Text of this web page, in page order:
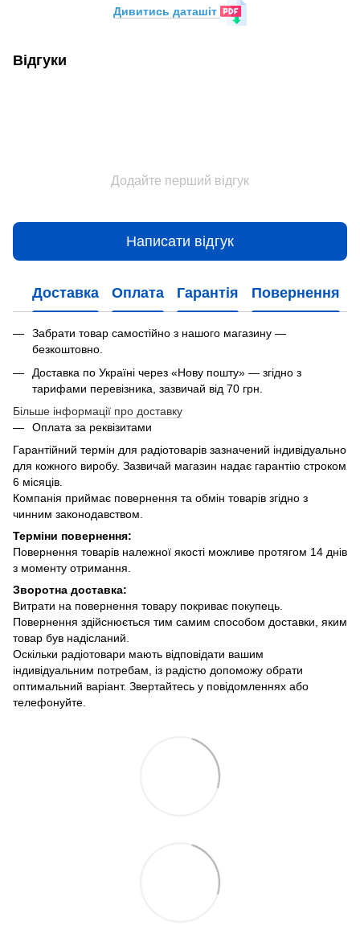
Дивитись даташіт
Відгуки
Додайте перший відгук
Написати відгук
Доставка Оплата Гарантія Повернення
Забрати товар самостійно з нашого магазину —
безкоштовно.
Доставка по Україні через «Нову пошту» — згідно з
тарифами перевізника, зазвичай від 70 грн.
Більше інформації про доставку
Оплата за реквізитами
Гарантійний термін для радіотоварів зазначений індивідуально
для кожного виробу. Зазвичай магазин надає гарантію строком
6 місяців.
Компанія приймає повернення та обмін товарів згідно з
чинним законодавством.
Терміни повернення:
Повернення товарів належної якості можливе протягом 14 днів
з моменту отримання.
Зворотна доставка:
Витрати на повернення товару покриває покупець.
Повернення здійснюється тим самим способом доставки, яким
товар був надісланий.
Оскільки радіотовари мають відповідати вашим
індивідуальним потребам, із радістю допоможу обрати
оптимальний варіант. Звертайтесь у повідомленнях або
телефонуйте.